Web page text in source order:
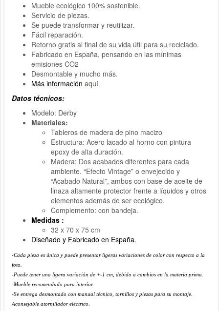
Mueble ecológico 100% sostenible.
Servicio de piezas.
Se puede transformar y reutilizar.
Fácil reparación.
Retorno gratis al final de su vida útil para su reciclado.
Fabricado en España, pensando en las mínimas
emisiones CO2
Desmontable y mucho más.
Más información aquí
Datos técnicos:
Modelo: Derby
Materiales:
Tableros de madera de pino macizo
Estructura: Acero lacado al horno con pintura
epoxy de alta duración.
Madera: Dos acabados diferentes para cada
ambiente. “Efecto Vintage” o envejecido y
“Acabado Natural”, ambos con base de aceite de
linaza altamente protector frente a líquidos y otros
elementos además de ser ecológico.
Complemento: con bandeja.
Medidas :
32 x 70 x 75 cm
Diseñado y Fabricado en España.
-Cada pieza es única y puede presentar ligeras variaciones de color con respecto a la
foto.
-Puede tener una ligera variación de +-1 cm, debido a cambios en la materia prima.
-Mueble recomendado para interior.
-Se entrega desmontado con manual técnico, tornillos y piezas para su montaje.
Aconsejable atornillador eléctrico.